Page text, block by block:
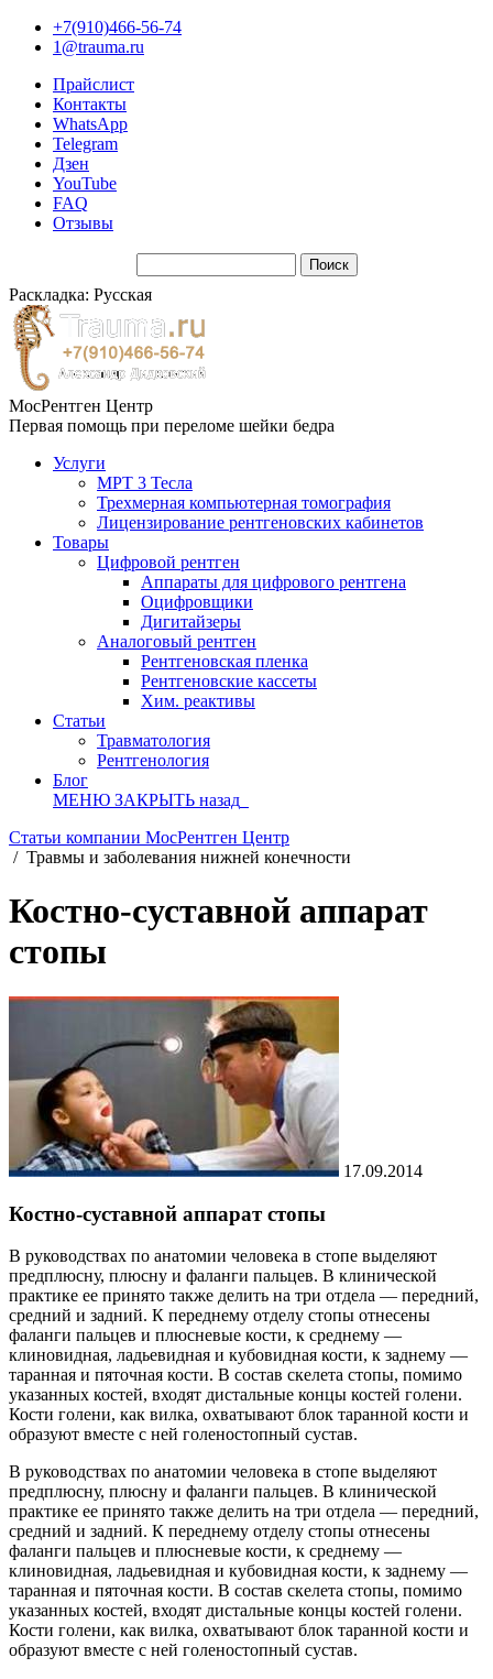
+7(910)466-56-74
1@trauma.ru
Прайслист
Контакты
WhatsApp
Telegram
Дзен
YouTube
FAQ
Отзывы
Раскладка: Русская
МосРентген Центр
Первая помощь при переломе шейки бедра
Услуги
МРТ 3 Тесла
Трехмерная компьютерная томография
Лицензирование рентгеновских кабинетов
Товары
Цифровой рентген
Аппараты для цифрового рентгена
Оцифровщики
Дигитайзеры
Аналоговый рентген
Рентгеновская пленка
Рентгеновские кассеты
Хим. реактивы
Статьи
Травматология
Рентгенология
Блог
МЕНЮ ЗАКРЫТЬ назад
Статьи компании МосРентген Центр
/ Травмы и заболевания нижней конечности
Костно-суставной аппарат
стопы
17.09.2014
Костно-суставной аппарат стопы
В руководствах по анатомии человека в стопе выделяют
предплюсну, плюсну и фаланги пальцев. В клинической
практике ее принято также делить на три отдела — передний,
средний и задний. К переднему отделу стопы отнесены
фаланги пальцев и плюсневые кости, к среднему —
клиновидная, ладьевидная и кубовидная кости, к заднему —
таранная и пяточная кости. В состав скелета стопы, помимо
указанных костей, входят дистальные концы костей голени.
Кости голени, как вилка, охватывают блок таранной кости и
образуют вместе с ней голеностопный сустав.
В руководствах по анатомии человека в стопе выделяют
предплюсну, плюсну и фаланги пальцев. В клинической
практике ее принято также делить на три отдела — передний,
средний и задний. К переднему отделу стопы отнесены
фаланги пальцев и плюсневые кости, к среднему —
клиновидная, ладьевидная и кубовидная кости, к заднему —
таранная и пяточная кости. В состав скелета стопы, помимо
указанных костей, входят дистальные концы костей голени.
Кости голени, как вилка, охватывают блок таранной кости и
образуют вместе с ней голеностопный сустав.